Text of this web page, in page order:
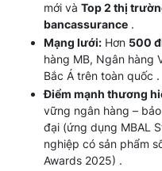
mới và Top 2 thị
bancassurance .
Mạng lưới: Hơn 500
hàng MB, Ngân hàng
Bắc Á trên toàn quốc .
Điểm mạnh thương
vững ngân hàng –
đại (ứng dụng MBAL
nghiệp có sản phẩm
Awards 2025) .